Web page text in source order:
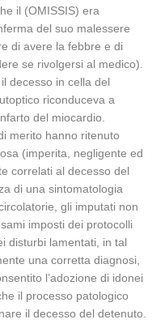
il (OMISSIS) era
del suo malessere
di avere la febbre e di
se rivolgersi al medico).
decesso in cella del
riconduceva a
del miocardio.
merito hanno ritenuto
(imperita, negligente ed
correlati al decesso del
di una sintomatologia
gli imputati non
imposti dei protocolli
disturbi lamentati, in tal
una corretta diagnosi,
l’adozione di idonei
il processo patologico
il decesso del detenuto.